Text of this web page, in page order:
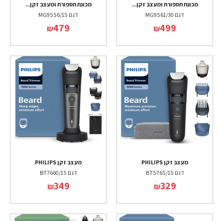
מכונת תספורת ומעצב זקן...
דגם MG9561/30
₪499
מכונת תספורת ומעצב זקן...
דגם MG9556/15
₪479
מעצב זקן PHILIPS
דגם BT5765/15
₪329
מעצב זקן PHILIPS
דגם BT7660/15
₪349